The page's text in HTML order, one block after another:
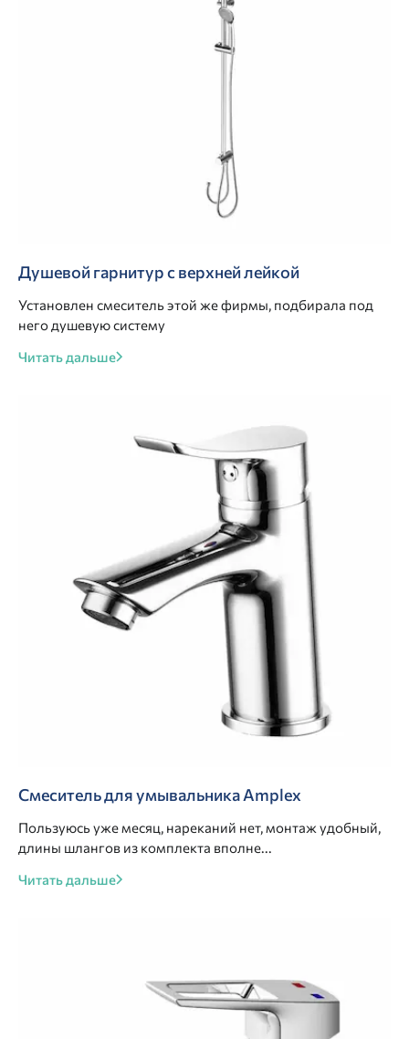
Душевой гарнитур с верхней лейкой
Установлен смеситель этой же фирмы, подбирала под
него душевую систему
Читать дальше
Смеситель для умывальника Amplex
Пользуюсь уже месяц, нареканий нет, монтаж удобный,
длины шлангов из комплекта вполне...
Читать дальше